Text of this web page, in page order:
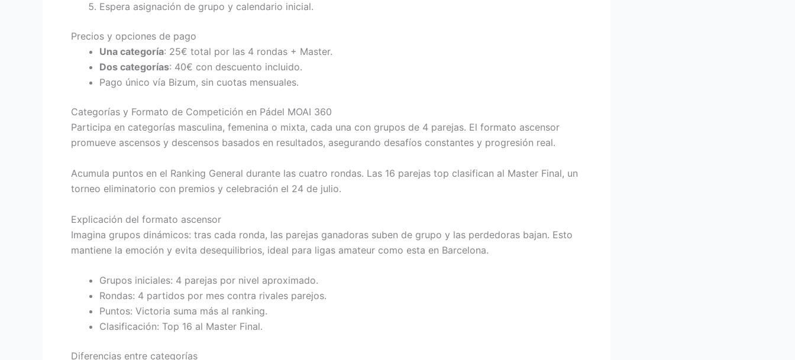
Espera asignación de grupo y calendario inicial.
Precios y opciones de pago
Una categoría: 25€ total por las 4 rondas + Master.
Dos categorías: 40€ con descuento incluido.
Pago único vía Bizum, sin cuotas mensuales.
Categorías y Formato de Competición en Pádel MOAI 360
Participa en categorías masculina, femenina o mixta, cada una con grupos de 4 parejas. El formato ascensor
promueve ascensos y descensos basados en resultados, asegurando desafíos constantes y progresión real.
Acumula puntos en el Ranking General durante las cuatro rondas. Las 16 parejas top clasifican al Master Final, un
torneo eliminatorio con premios y celebración el 24 de julio.
Explicación del formato ascensor
Imagina grupos dinámicos: tras cada ronda, las parejas ganadoras suben de grupo y las perdedoras bajan. Esto
mantiene la emoción y evita desequilibrios, ideal para ligas amateur como esta en Barcelona.
Grupos iniciales: 4 parejas por nivel aproximado.
Rondas: 4 partidos por mes contra rivales parejos.
Puntos: Victoria suma más al ranking.
Clasificación: Top 16 al Master Final.
Diferencias entre categorías